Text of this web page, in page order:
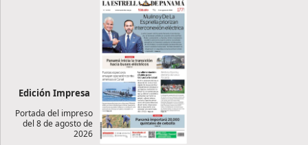
Edición Impresa
Portada del impreso
del 8 de agosto de
2026